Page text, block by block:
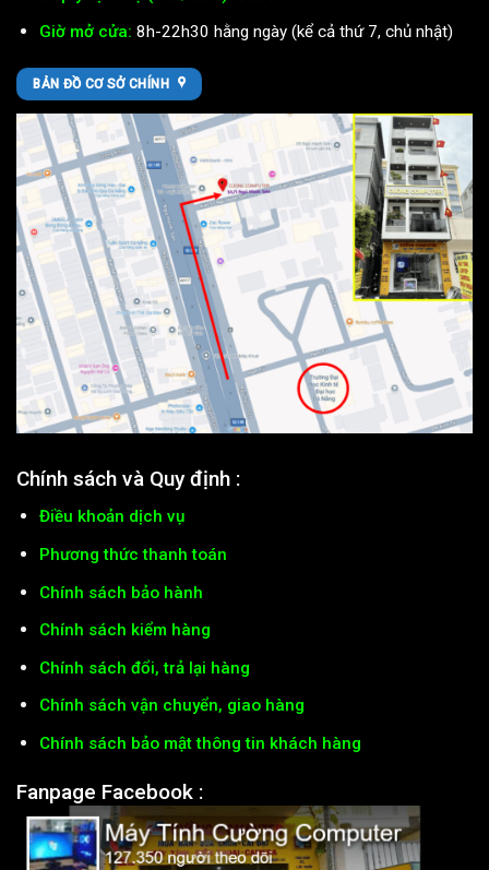
Giờ mở cửa: 8h-22h30 hằng ngày (kể cả thứ 7, chủ nhật)
BẢN ĐỒ CƠ SỞ CHÍNH
Chính sách và Quy định :
Điều khoản dịch vụ
Phương thức thanh toán
Chính sách bảo hành
Chính sách kiểm hàng
Chính sách đổi, trả lại hàng
Chính sách vận chuyển, giao hàng
Chính sách bảo mật thông tin khách hàng
Fanpage Facebook :